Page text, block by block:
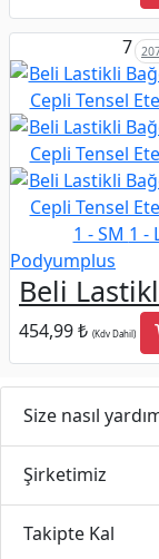
7
1 - SM 1 -
Podyumplus
454,99 ₺ (Kdv Dahil)
Size nasıl
Şirketimiz
Takipte Kal